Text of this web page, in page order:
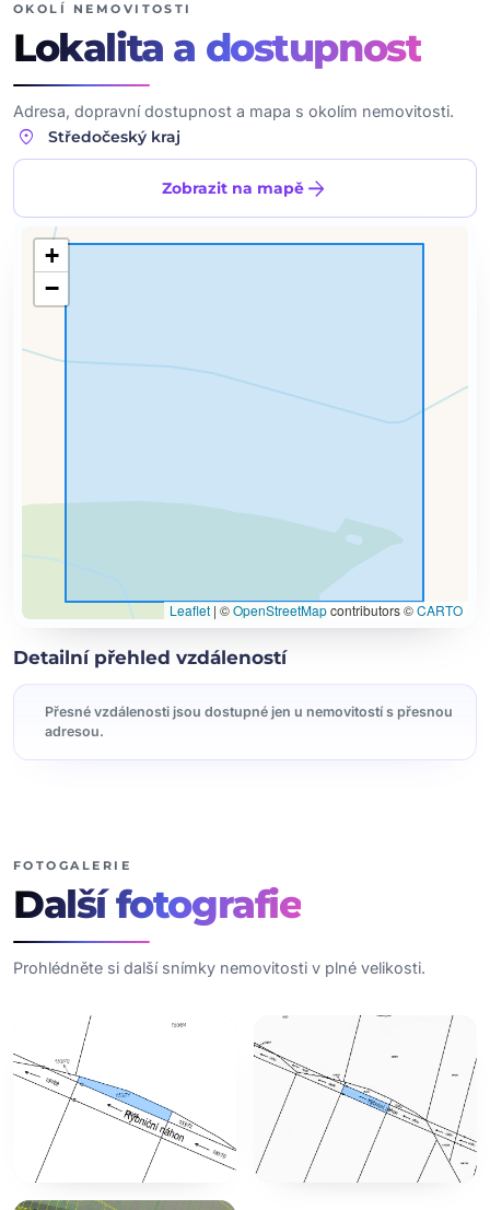
OKOLÍ NEMOVITOSTI
Lokalita a dostupnost
Adresa, dopravní dostupnost a mapa s okolím nemovitosti.
location_on Středočeský kraj
Zobrazit na mapěarrow_forward
+
−
Leaflet | ©OpenStreetMapcontributors ©CARTO
Detailní přehled vzdáleností
Přesné vzdálenosti jsou dostupné jen u nemovitostí s přesnou
adresou.
FOTOGALERIE
Dalšífotografie
Prohlédněte si další snímky nemovitosti v plné velikosti.